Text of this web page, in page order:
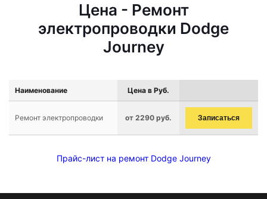
Цена - Ремонт
электропроводки Dodge
Journey
Наименование Цена в Руб.
Ремонт электропроводки от 2290 руб. Записаться
Прайс-лист на ремонт Dodge Journey